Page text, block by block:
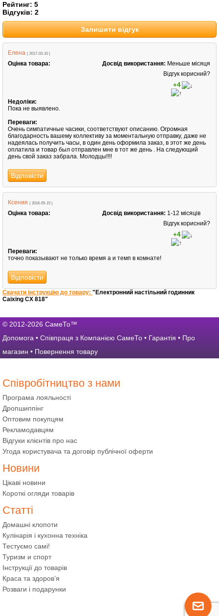
Рейтинг: 5
Відгуків: 2
Залишити відгук
Елена ( 2017-03-10 )
Оцінка товара: Досвід використання: Меньше місяця
Відгук корисний?
+4
Недоліки:
Пока не выявлено.
Переваги:
Очень симпатичные часики, соответствуют описанию. Огромная
благодарность вашему коллективу за моментальную отправку, даже не
надеялась получить часы, в один день оформила заказ, в этот же день
оплатила и товар был отправлен мне в тот же день . На следующий
день свой заказ забрала. Молодцы!!!!
Відповісти
Ксения ( 2016-05-15 )
Оцінка товара: Досвід використання: 1-12 місяців
Відгук корисний?
+4
Переваги:
точно показывают не только время а и темп в комнате!
Відповісти
Скачати інструкцію до товару: "Електронний настільний годинник
Caixing CX 818"
© 2012-2026 СамеТо™
Допомога • Співпраця з Компанією СамеТо • Гарантія • Про
магазин • Повернення товару
Співробітництво з нами
Програма лояльності
Дропшиппінг
Оптовим покупцям
Рекламодавцям
Відгуки клієнтів про нас
Угода користувача та договір публічної оферти
Новини
Цікаві новини
Короткі огляди товарів
Статті
Домашні клопоти
Кулінарія і кухонна техніка
Тестуємо самі!
Туризм и спорт
Інструкції до товарів
Краса та здоров’я
Розваги і подарунки